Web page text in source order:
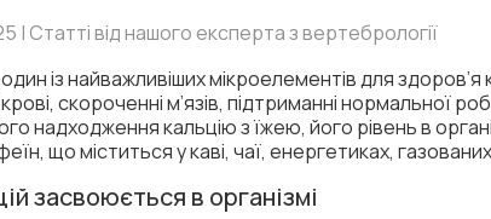
| Статті від нашого експерта з вертебрології
із найважливіших мікроелементів для здоров’я
скороченні м’язів, підтриманні нормальної
надходження кальцію з їжею, його рівень в
що міститься у каві, чаї, енергетиках,
засвоюється в організмі